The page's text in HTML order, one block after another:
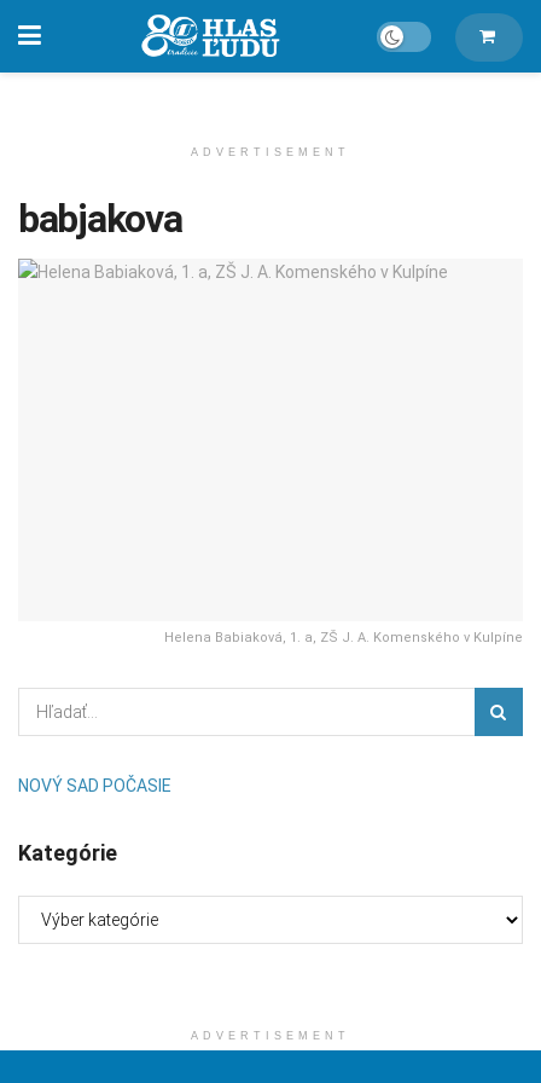
ADVERTISEMENT
babjakova
Helena Babiaková, 1. a, ZŠ J. A. Komenského v Kulpíne
NOVÝ SAD POČASIE
Kategórie
Kategórie
ADVERTISEMENT